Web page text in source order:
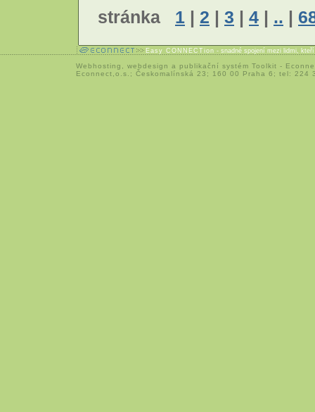
stránka 1 | 2 | 3 | 4 | .. |
Easy CONNECTion - snadné spojení mezi lidmi,
Webhosting webdesign a publikační systém Toolkit -
Econnect,o.s.; Českomalínská 23; 160 00 Praha 6; tel: 224